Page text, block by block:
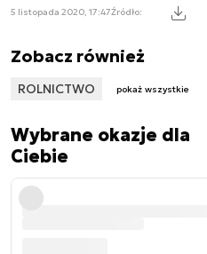
5 listopada 2020, 17:47Źródło:
Zobacz również
ROLNICTWO pokaż wszystkie
Wybrane okazje dla
Ciebie